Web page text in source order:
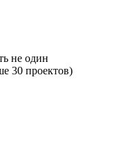
не один
30 проектов)